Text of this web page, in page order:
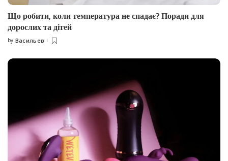
Що робити, коли температура не спадає? Поради для
дорослих та дітей
Posted
by Васильев